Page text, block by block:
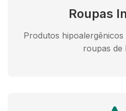
Roupas
Produtos
roupas de